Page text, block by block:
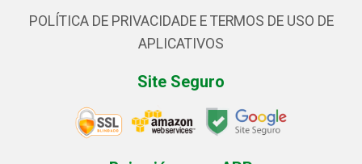
POLÍTICA DE PRIVACIDADE E TERMOS DE USO DE
APLICATIVOS
Site Seguro